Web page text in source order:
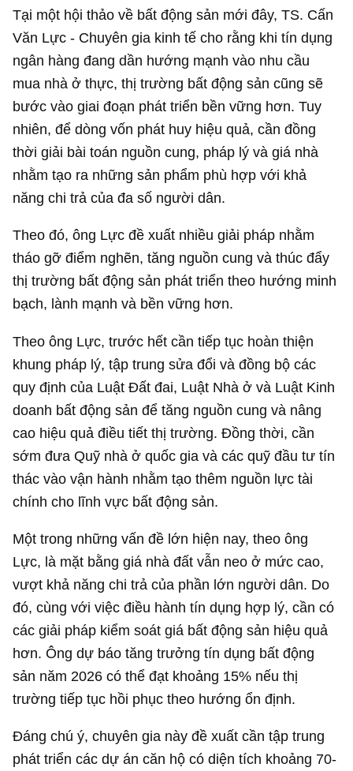
Tại một hội thảo về bất động sản mới đây, TS. Cấn
Văn Lực - Chuyên gia kinh tế cho rằng khi tín dụng
ngân hàng đang dần hướng mạnh vào nhu cầu
mua nhà ở thực, thị trường bất động sản cũng sẽ
bước vào giai đoạn phát triển bền vững hơn. Tuy
nhiên, để dòng vốn phát huy hiệu quả, cần đồng
thời giải bài toán nguồn cung, pháp lý và giá nhà
nhằm tạo ra những sản phẩm phù hợp với khả
năng chi trả của đa số người dân.
Theo đó, ông Lực đề xuất nhiều giải pháp nhằm
tháo gỡ điểm nghẽn, tăng nguồn cung và thúc đẩy
thị trường bất động sản phát triển theo hướng minh
bạch, lành mạnh và bền vững hơn.
Theo ông Lực, trước hết cần tiếp tục hoàn thiện
khung pháp lý, tập trung sửa đổi và đồng bộ các
quy định của Luật Đất đai, Luật Nhà ở và Luật Kinh
doanh bất động sản để tăng nguồn cung và nâng
cao hiệu quả điều tiết thị trường. Đồng thời, cần
sớm đưa Quỹ nhà ở quốc gia và các quỹ đầu tư tín
thác vào vận hành nhằm tạo thêm nguồn lực tài
chính cho lĩnh vực bất động sản.
Một trong những vấn đề lớn hiện nay, theo ông
Lực, là mặt bằng giá nhà đất vẫn neo ở mức cao,
vượt khả năng chi trả của phần lớn người dân. Do
đó, cùng với việc điều hành tín dụng hợp lý, cần có
các giải pháp kiểm soát giá bất động sản hiệu quả
hơn. Ông dự báo tăng trưởng tín dụng bất động
sản năm 2026 có thể đạt khoảng 15% nếu thị
trường tiếp tục hồi phục theo hướng ổn định.
Đáng chú ý, chuyên gia này đề xuất cần tập trung
phát triển các dự án căn hộ có diện tích khoảng 70-